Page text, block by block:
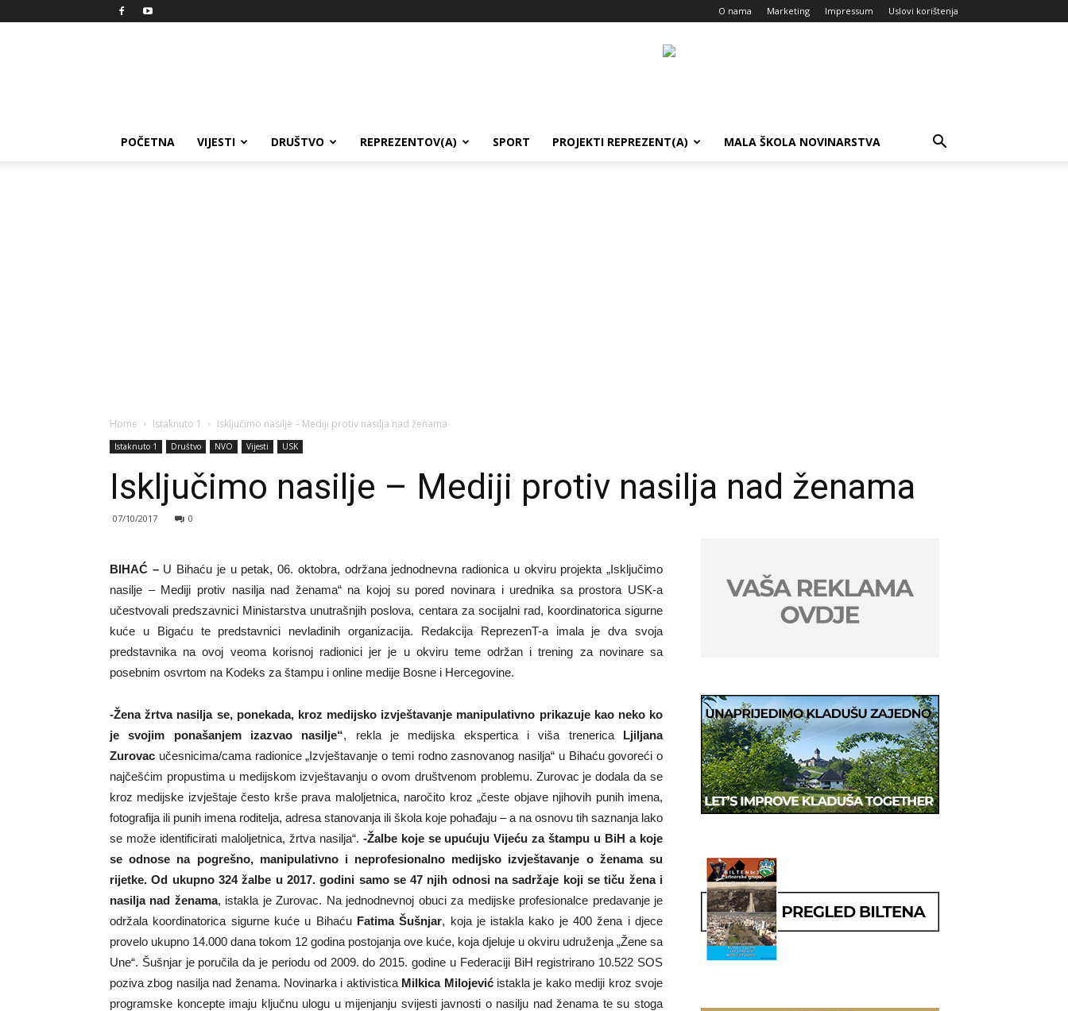
O nama Marketing Impressum Uslovi korištenja
POČETNA VIJESTI DRUŠTVO REPREZENTOV(A) SPORT PROJEKTI REPREZENT(A) MALA ŠKOLA NOVINARSTVA
Home Istaknuto 1 Isključimo nasilje – Mediji protiv nasilja nad ženama
Istaknuto 1 Društvo NVO Vijesti USK
Isključimo nasilje – Mediji protiv nasilja nad ženama
07/10/2017 0
BIHAĆ –U Bihaću je u petak, 06. oktobra, održana jednodnevna radionica u okviru projekta „Isključimo
nasilje – Mediji protiv nasilja nad ženama“ na kojoj su pored novinara i urednika sa prostora USK-a
učestvovali predszavnici Ministarstva unutrašnjih poslova, centara za socijalni rad, koordinatorica sigurne
kuće u Bigaću te predstavnici nevladinih organizacija. Redakcija ReprezenT-a imala je dva svoja
predstavnika na ovoj veoma korisnoj radionici jer je u okviru teme održan i trening za novinare sa
posebnim osvrtom na Kodeks za štampu i online medije Bosne i Hercegovine.
-Žena žrtva nasilja se, ponekada, kroz medijsko izvještavanje manipulativno prikazuje kao neko ko
je svojim ponašanjem izazvao nasilje“, rekla je medijska ekspertica i viša trenerica Ljiljana
Zurovac učesnicima/cama radionice „Izvještavanje o temi rodno zasnovanog nasilja“ u Bihaću govoreći o
najčešćim propustima u medijskom izvještavanju o ovom društvenom problemu. Zurovac je dodala da se
kroz medijske izvještaje često krše prava maloljetnica, naročito kroz „česte objave njihovih punih imena,
fotografija ili punih imena roditelja, adresa stanovanja ili škola koje pohađaju – a na osnovu tih saznanja lako
se može identificirati maloljetnica, žrtva nasilja“. -Žalbe koje se upućuju Vijeću za štampu u BiH a koje
se odnose na pogrešno, manipulativno i neprofesionalno medijsko izvještavanje o ženama su
rijetke. Od ukupno 324 žalbe u 2017. godini samo se 47 njih odnosi na sadržaje koji se tiču žena i
nasilja nad ženama, istakla je Zurovac. Na jednodnevnoj obuci za medijske profesionalce predavanje je
održala koordinatorica sigurne kuće u Bihaću Fatima Šušnjar, koja je istakla kako je 400 žena i djece
provelo ukupno 14.000 dana tokom 12 godina postojanja ove kuće, koja djeluje u okviru udruženja „Žene sa
Une“. Šušnjar je poručila da je periodu od 2009. do 2015. godine u Federaciji BiH registrirano 10.522 SOS
poziva zbog nasilja nad ženama. Novinarka i aktivistica Milkica Milojevićistakla je kako mediji kroz svoje
programske koncepte imaju ključnu ulogu u mijenjanju svijesti javnosti o nasilju nad ženama te su stoga